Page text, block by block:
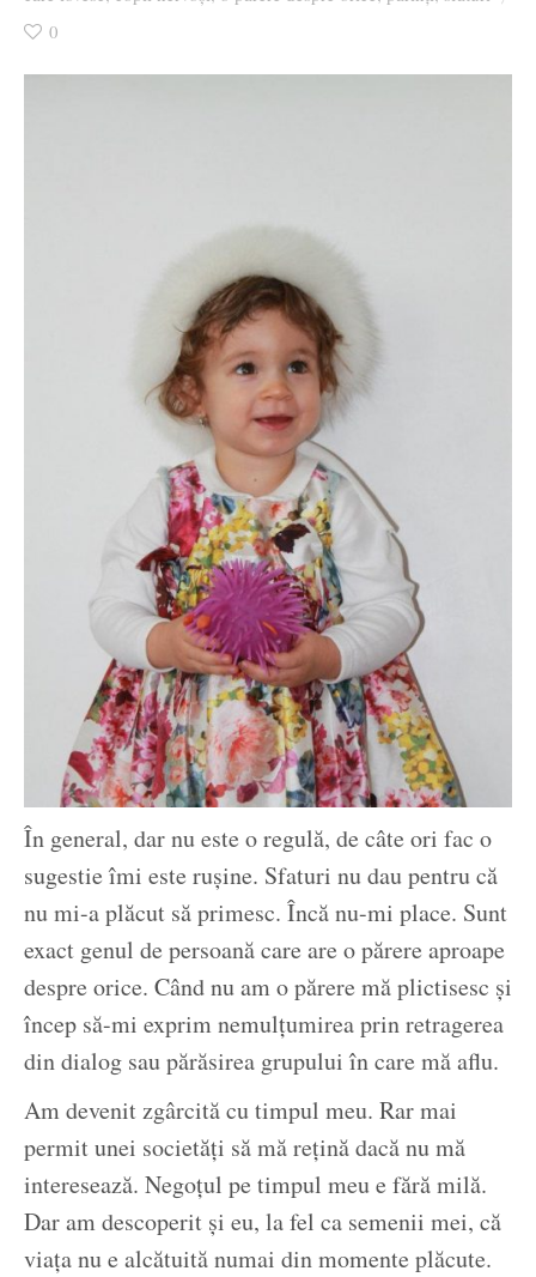
0
În general, dar nu este o regulă, de câte ori fac o
sugestie îmi este rușine. Sfaturi nu dau pentru că
nu mi-a plăcut să primesc. Încă nu-mi place. Sunt
exact genul de persoană care are o părere aproape
despre orice. Când nu am o părere mă plictisesc și
încep să-mi exprim nemulțumirea prin retragerea
din dialog sau părăsirea grupului în care mă aflu.
Am devenit zgârcită cu timpul meu. Rar mai
permit unei societăți să mă rețină dacă nu mă
interesează. Negoțul pe timpul meu e fără milă.
Dar am descoperit și eu, la fel ca semenii mei, că
viața nu e alcătuită numai din momente plăcute.